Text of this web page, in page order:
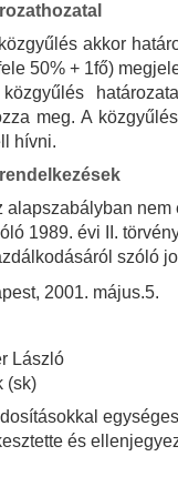
akkor
50% + 1fő)
meg. A
hívni.
alapszabályban nem
1989. évi II.
szóló
2001. május.5.
László
(sk)
és